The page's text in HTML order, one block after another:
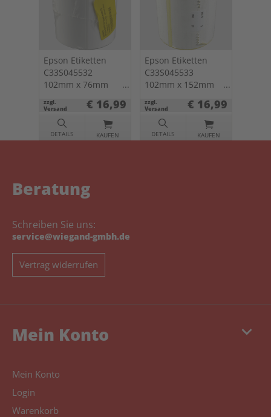
Epson Etiketten
C33S045532
102mm x 76mm
Label 440 St.
zzgl.
Versand
€ 16,99
DETAILS KAUFEN
Epson Etiketten
C33S045533
102mm x 152mm
Label 225 St.
zzgl.
Versand
€ 16,99
DETAILS KAUFEN
Beratung
Schreiben Sie uns:
service@wiegand-gmbh.de
Vertrag widerrufen
keyboard_arrow_down
Mein Konto
Mein Konto
Login
Warenkorb